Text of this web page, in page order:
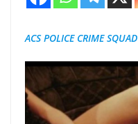
ACS POLICE CRIME